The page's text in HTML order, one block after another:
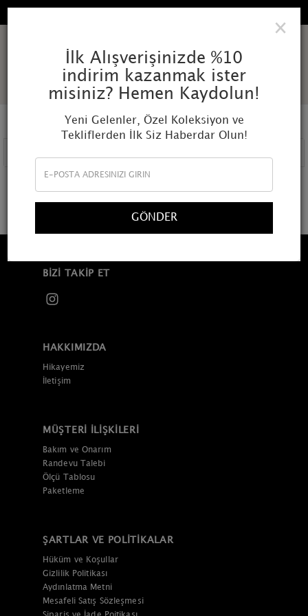
AMOR
MUNDI
BIZI TAKIP ET
HAKKIMIZDA
Hikayemiz
İletişim
MÜŞTERI İLIŞKILERI
Bakım ve Onarım
Randevu Talebi
Ölçü Tablosu
Paketleme
ŞARTLAR VE POLITIKALAR
Hüküm ve Koşullar
Gizlilik Politikası
Aydınlatma Metni
Mesafeli Satış Sözleşmesi
×
İlk Alışverişinizde %10
indirim kazanmak ister
misiniz? Hemen Kaydolun!
Yeni Gelenler, Özel Koleksiyon ve
Tekliflerden İlk Siz Haberdar Olun!
GÖNDER